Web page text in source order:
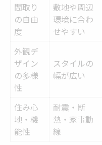
おしゃれと
平屋住宅の
ローコストで
ローコスト
おしゃれな
理想を叶え
間取り
の自由
度
敷地や周辺
環境に合わ
せやすい
外観デ
ザイン
の多様
性
スタイルの
幅が広い
住み心
地・機
能性
耐震・断
熱・家事動
線